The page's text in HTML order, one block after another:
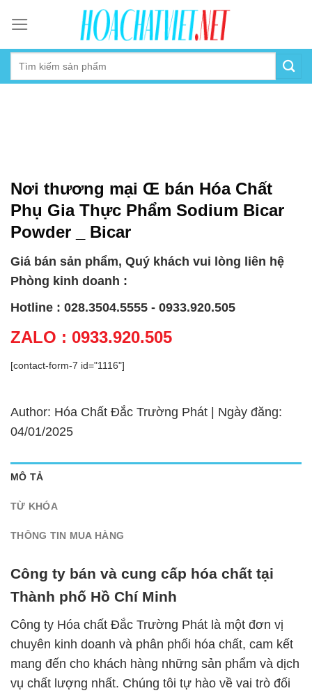
content
Nơi thương mại Œ bán Hóa Chất
Phụ Gia Thực Phẩm Sodium Bicar
Powder _ Bicar
Giá bán sản phẩm, Quý khách vui lòng liên hệ
Phòng kinh doanh :
Hotline : 028.3504.5555 - 0933.920.505
ZALO : 0933.920.505
[contact-form-7 id="1116"]
Author: Hóa Chất Đắc Trường Phát | Ngày đăng:
04/01/2025
MÔ TẢ
TỪ KHÓA
THÔNG TIN MUA HÀNG
Công ty bán và cung cấp hóa chất tại
Thành phố Hồ Chí Minh
Công ty Hóa chất Đắc Trường Phát là một đơn vị
chuyên kinh doanh và phân phối hóa chất, cam kết
mang đến cho khách hàng những sản phẩm và dịch
vụ chất lượng nhất. Chúng tôi tự hào về vai trò đối